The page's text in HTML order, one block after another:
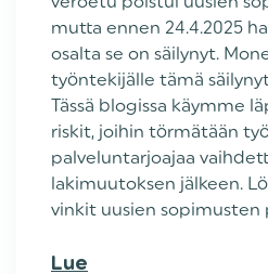
mutta ennen 24.4.2025
osalta se on säilynyt.
työntekijälle tämä
Tässä blogissa käymme
riskit, joihin törmätään
palveluntarjoajaa
lakimuutoksen jälkeen.
vinkit uusien sopimusten
Lue